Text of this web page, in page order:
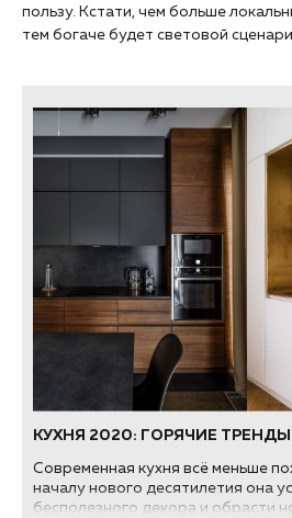
пользу. Кстати, чем больше
тем богаче будет световой
КУХНЯ 2020: ГОРЯЧИЕ ТРЕНДЫ
Современная кухня всё меньше
началу нового десятилетия она
бесполезного декора и обрасти